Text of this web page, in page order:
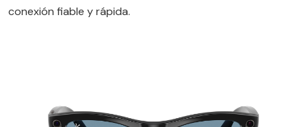
conexión fiable y rápida.